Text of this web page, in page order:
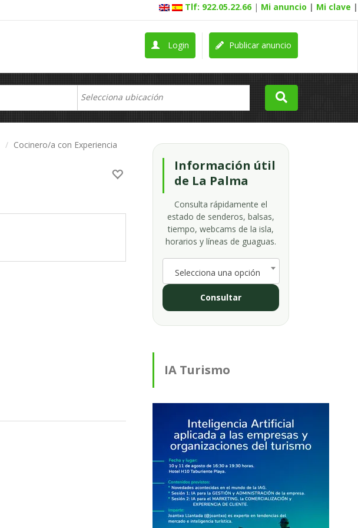
Tlf: 922.05.22.66 | Mi anuncio | Mi clave |
Publicar anuncio
Login
Cocinero/a con Experiencia
Información útil
de La Palma
Consulta rápidamente el
estado de senderos, balsas,
tiempo, webcams de la isla,
horarios y líneas de guaguas.
Selecciona una opción
Consultar
IA Turismo